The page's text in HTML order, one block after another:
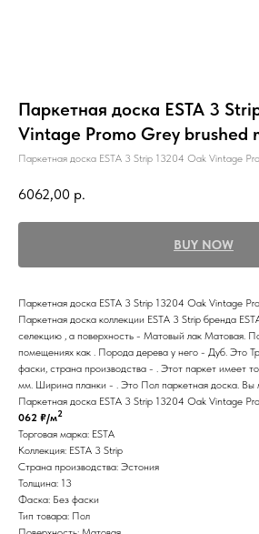
Паркетная доска ESTA 3
Vintage Promo Grey brushed
Паркетная доска ESTA 3 Strip 13204 Oak Vintage Pro
6062,00 р.
BUY NOW
Паркетная доска ESTA 3 Strip 13204 Oak Vintage
Паркетная доска коллекции ESTA 3 Strip бренда
селекцию , а поверхность - Матовый лак Матовая.
помещениях как . Порода дерева у него - Дуб. Это
фаски, страна производства - . Этот паркет имеет
мм. Ширина планки - . Это Пол паркетная доска. Вы
Паркетная доска ESTA 3 Strip 13204 Oak Vintage
062 ₽/м2
Торговая марка: ESTA
Коллекция: ESTA 3 Strip
Страна производства: Эстония
Толщина: 13
Фаска: Без фаски
Тип товара: Пол